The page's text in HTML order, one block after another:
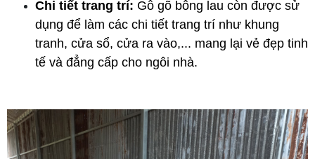
Chi tiết trang trí: Gỗ gõ bông lau còn được sử
dụng để làm các chi tiết trang trí như khung
tranh, cửa sổ, cửa ra vào,... mang lại vẻ đẹp tinh
tế và đẳng cấp cho ngôi nhà.